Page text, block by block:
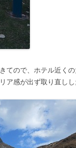
てので、ホテル近く
ア感が出ず取り直し